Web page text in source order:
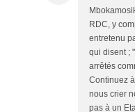
RDC, y
entretenu
qui disent ;
arrêtés
Continuez
nous crier
pas à un